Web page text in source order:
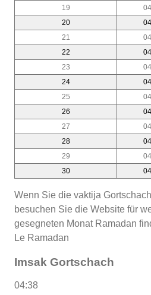
19
20
21
22
23
24
25
26
27
28
29
30
Wenn Sie die vaktija
besuchen Sie die Website für
gesegneten Monat Ramadan
Le Ramadan
Imsak Gortschach
04:38